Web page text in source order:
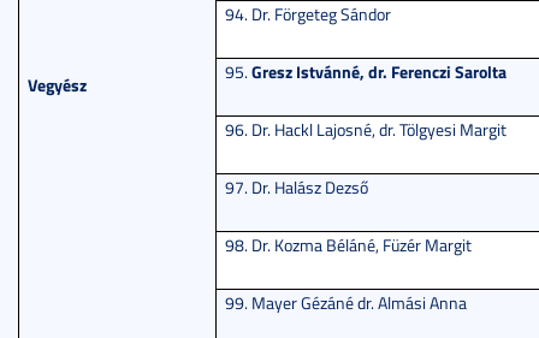
Vegyész
94. Dr. Förgeteg Sándor
95.Gresz Istvánné, dr. Ferenczi Sarolta
96. Dr. Hackl Lajosné, dr. Tölgyesi Margit
97. Dr. Halász Dezső
98. Dr. Kozma Béláné, Füzér Margit
99. Mayer Gézáné dr. Almási Anna